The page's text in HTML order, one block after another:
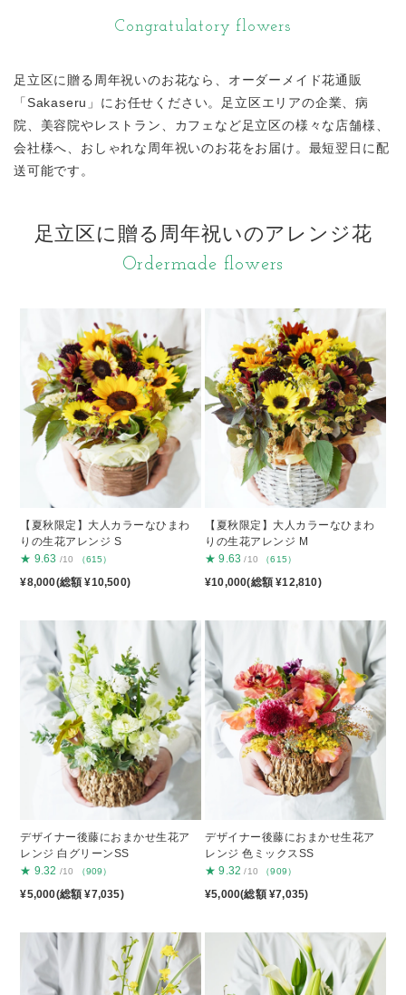
Congratulatory flowers
足立区に贈る周年祝いのお花なら、オーダーメイド花通販
「Sakaseru」にお任せください。足立区エリアの企業、病
院、美容院やレストラン、カフェなど足立区の様々な店舗様、
会社様へ、おしゃれな周年祝いのお花をお届け。最短翌日に配
送可能です。
足立区に贈る周年祝いのアレンジ花
Ordermade flowers
【夏秋限定】大人カラーなひまわ
りの生花アレンジ S
★ 9.63 /10 （615）
¥8,000(総額 ¥10,500)
【夏秋限定】大人カラーなひまわ
りの生花アレンジ M
★ 9.63 /10 （615）
¥10,000(総額 ¥12,810)
デザイナー後藤におまかせ生花ア
レンジ 白グリーンSS
★ 9.32 /10 （909）
¥5,000(総額 ¥7,035)
デザイナー後藤におまかせ生花ア
レンジ 色ミックスSS
★ 9.32 /10 （909）
¥5,000(総額 ¥7,035)